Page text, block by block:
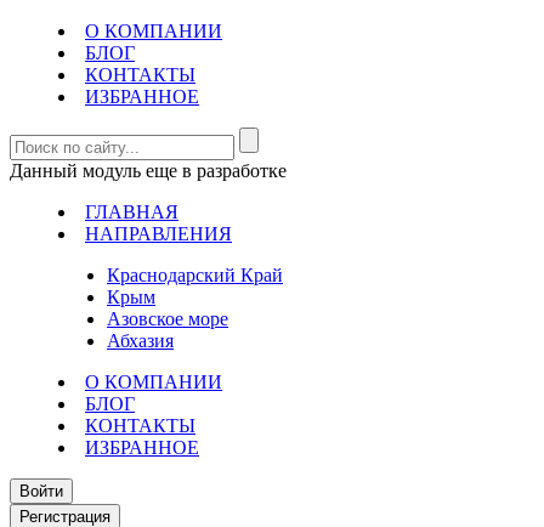
О КОМПАНИИ
БЛОГ
КОНТАКТЫ
ИЗБРАННОЕ
Данный модуль еще в разработке
ГЛАВНАЯ
НАПРАВЛЕНИЯ
Краснодарский Край
Крым
Азовское море
Абхазия
О КОМПАНИИ
БЛОГ
КОНТАКТЫ
ИЗБРАННОЕ
Войти
Регистрация